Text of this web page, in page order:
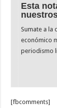
Esta
Sumate a la
económico
periodismo
[fbcomments]